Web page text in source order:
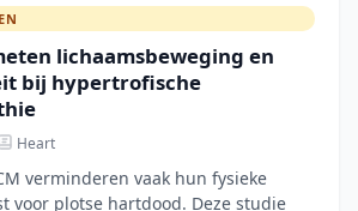
lichaamsbeweging en
bij hypertrofische
Heart
verminderen vaak hun fysieke
voor plotse hartdood. Deze studie